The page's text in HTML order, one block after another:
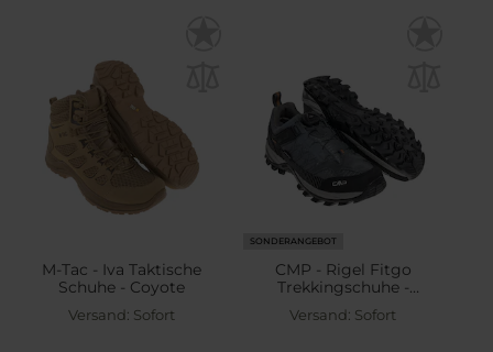
M-Tac - Iva Taktische
Schuhe - Coyote
Versand: Sofort
SONDERANGEBOT
CMP - Rigel Fitgo
Trekkingschuhe -
Antracite/Arabica
Versand: Sofort